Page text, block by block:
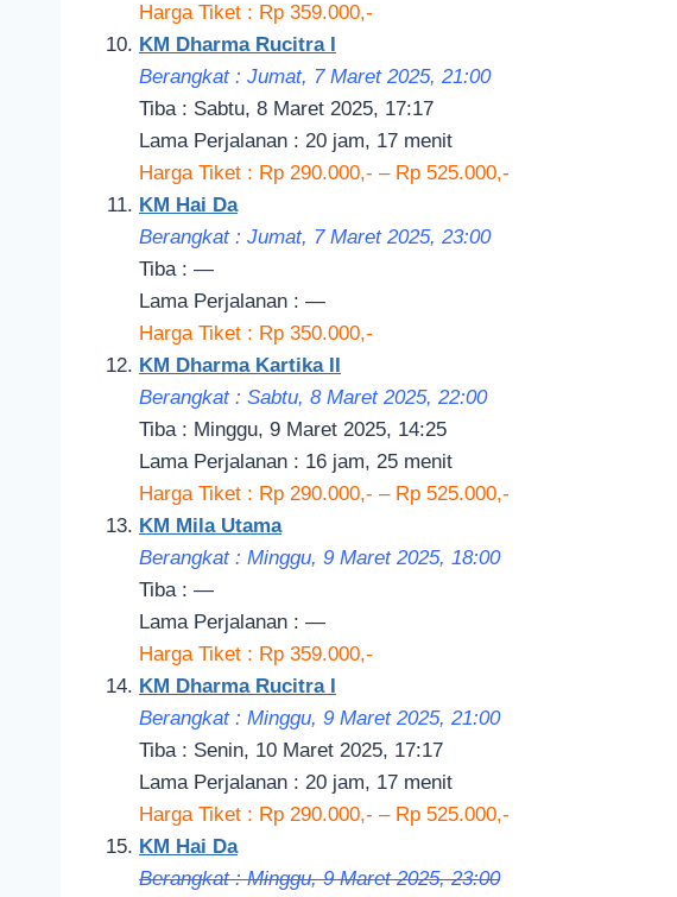
Harga Tiket : Rp 359.000,-
KM Dharma Rucitra I
Berangkat : Jumat, 7 Maret 2025, 21:00
Tiba : Sabtu, 8 Maret 2025, 17:17
Lama Perjalanan : 20 jam, 17 menit
Harga Tiket : Rp 290.000,- – Rp 525.000,-
KM Hai Da
Berangkat : Jumat, 7 Maret 2025, 23:00
Tiba : —
Lama Perjalanan : —
Harga Tiket : Rp 350.000,-
KM Dharma Kartika II
Berangkat : Sabtu, 8 Maret 2025, 22:00
Tiba : Minggu, 9 Maret 2025, 14:25
Lama Perjalanan : 16 jam, 25 menit
Harga Tiket : Rp 290.000,- – Rp 525.000,-
KM Mila Utama
Berangkat : Minggu, 9 Maret 2025, 18:00
Tiba : —
Lama Perjalanan : —
Harga Tiket : Rp 359.000,-
KM Dharma Rucitra I
Berangkat : Minggu, 9 Maret 2025, 21:00
Tiba : Senin, 10 Maret 2025, 17:17
Lama Perjalanan : 20 jam, 17 menit
Harga Tiket : Rp 290.000,- – Rp 525.000,-
KM Hai Da
Berangkat : Minggu, 9 Maret 2025, 23:00